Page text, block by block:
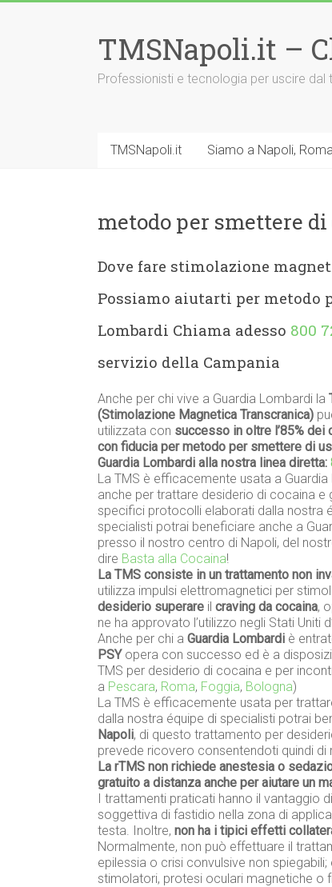
TMSNapoli.it –
Professionisti e tecnologia per uscire dal
TMSNapoli.it Siamo a Napoli,
metodo per smettere
Dove fare stimolazione
Possiamo aiutarti per metodo
Lombardi Chiama adesso 800
servizio della Campania
Anche per chi vive a Guardia Lombardi la
(Stimolazione Magnetica Transcranica)
utilizzata con successo in oltre l’85% dei
con fiducia per metodo per smettere di
Guardia Lombardi alla nostra linea diretta:
La TMS è efficacemente usata a
anche per trattare desiderio di cocaina e
specifici protocolli elaborati dalla nostra
specialisti potrai beneficiare anche a
presso il nostro centro di Napoli, del
dire Basta alla Cocaina!
La TMS consiste in un trattamento non
utilizza impulsi elettromagnetici per
desiderio superare il craving da cocaina,
ne ha approvato l’utilizzo negli Stati Uniti
Anche per chi a Guardia Lombardi è
PSYopera con successo ed è a
TMS per desiderio di cocaina e per
a Pescara, Roma, Foggia, Bologna)
La TMS è efficacemente usata per
dalla nostra équipe di specialisti potrai
Napoli, di questo trattamento per
prevede ricovero consentendoti quindi
La rTMS non richiede anestesia o
gratuito a distanza anche per aiutare un
I trattamenti praticati hanno il vantaggio
soggettiva di fastidio nella zona di
testa. Inoltre, non ha i tipici effetti
Normalmente, non può effettuare il
epilessia o crisi convulsive non
stimolatori, protesi oculari magnetiche o